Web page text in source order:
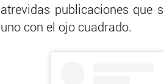
atrevidas publicaciones que
uno con el ojo cuadrado.